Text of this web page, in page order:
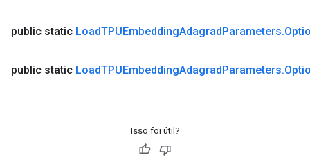
public static LoadTPUEmbeddingAdagradParameters.
public static LoadTPUEmbeddingAdagradParameters.
Isso foi útil?